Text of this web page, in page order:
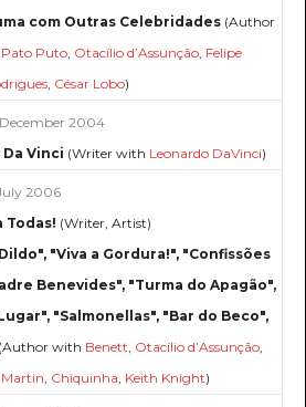
com Outras Celebridades (Author
Pato Puto, Otacílio d’Assunção, Felipe
, César Lobo)
December 2004
Vinci (Writer with Leonardo DaVinci)
2006
Todas! (Writer, Artist)
"Viva a Gordura!", "Confissões
Benevides", "Turma do Apagão",
"Salmonellas", "Bar do Beco",
(Author with Benett, Otacílio d’Assunção,
, Chiquinha, Keith Knight)